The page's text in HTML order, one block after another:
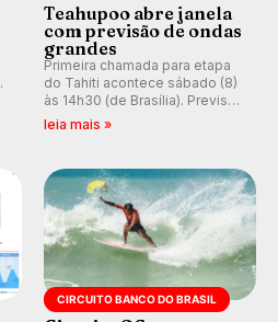
Teahupoo abre janela
com previsão de ondas
grandes
Primeira chamada para etapa
do Tahiti acontece sábado (8)
às 14h30 (de Brasília). Previsão
indica swell consistente.
Medina embarca para evento e
Kelly Slater convidado.
leia mais »
CIRCUITO BANCO DO BRASIL